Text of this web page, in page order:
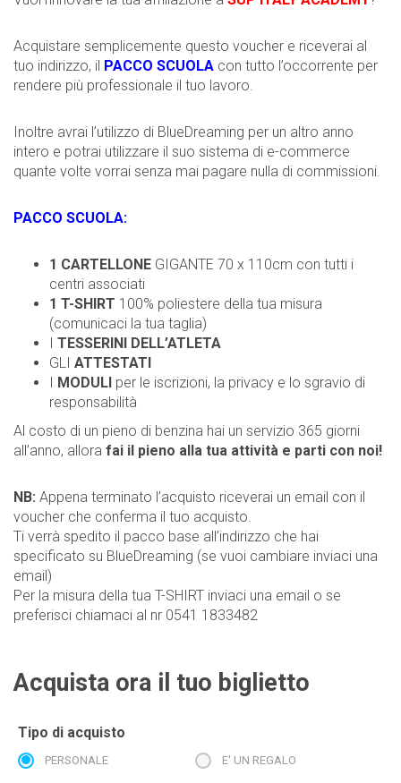
Acquistare semplicemente questo voucher e riceverai al
tuo indirizzo, il PACCO SCUOLA con tutto l’occorrente per
rendere più professionale il tuo lavoro.
Inoltre avrai l’utilizzo di BlueDreaming per un altro anno
intero e potrai utilizzare il suo sistema di e-commerce
quante volte vorrai senza mai pagare nulla di commissioni.
PACCO SCUOLA:
1 CARTELLONE GIGANTE 70 x 110cm con tutti i
centri associati
1 T-SHIRT 100% poliestere della tua misura
(comunicaci la tua taglia)
TESSERINI DELL’ATLETA
GLI ATTESTATI
MODULI per le iscrizioni, la privacy e lo sgravio di
responsabilità
Al costo di un pieno di benzina hai un servizio 365 giorni
all’anno, allora fai il pieno alla tua attività e parti con noi!
NB: Appena terminato l’acquisto riceverai un email con il
voucher che conferma il tuo acquisto.
Ti verrà spedito il pacco base all’indirizzo che hai
specificato su BlueDreaming (se vuoi cambiare inviaci una
email)
Per la misura della tua T-SHIRT inviaci una email o se
preferisci chiamaci al nr 0541 1833482
Acquista ora il tuo biglietto
Tipo di acquisto
PERSONALE E' UN REGALO